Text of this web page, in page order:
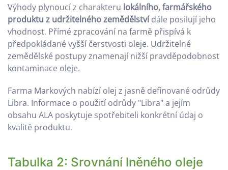
Výhody plynoucí z charakteru lokálního, farmářského
produktu z udržitelného zemědělstvídále posilují jeho
vhodnost. Přímé zpracování na farmě přispívá k
předpokládané vyšší čerstvosti oleje. Udržitelné
zemědělské postupy znamenají nižší pravděpodobnost
kontaminace oleje.
Farma Markových nabízí olej z jasně definované odrůdy
Libra. Informace o použití odrůdy "Libra" a jejím
obsahu ALA poskytuje spotřebiteli konkrétní údaj o
kvalitě produktu.
Tabulka 2: Srovnání lněného oleje